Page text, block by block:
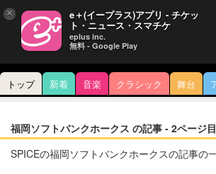
トップ 新着 音楽 クラシック 舞台
福岡ソフトバンクホークス の記事 - 2ページ目
SPICEの福岡ソフトバンクホークスの記事の
× e＋(イープラス)アプリ - チケッ
ト・ニュース・スマチケ
eplus inc.
無料 - Google Play